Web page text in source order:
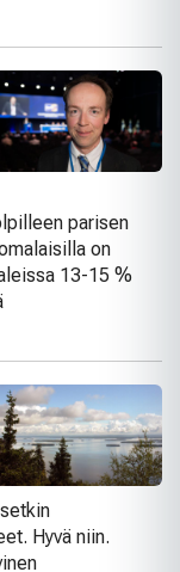
parisen
on
13-15 %
Hyvä niin.